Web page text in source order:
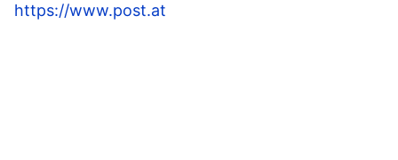
https://www.post.at